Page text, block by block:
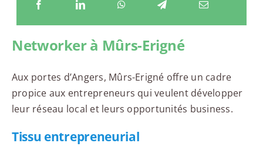
Networker à Mûrs-Erigné
Aux portes d’Angers, Mûrs-Erigné offre un cadre
propice aux entrepreneurs qui veulent développer
leur réseau local et leurs opportunités business.
Tissu entrepreneurial